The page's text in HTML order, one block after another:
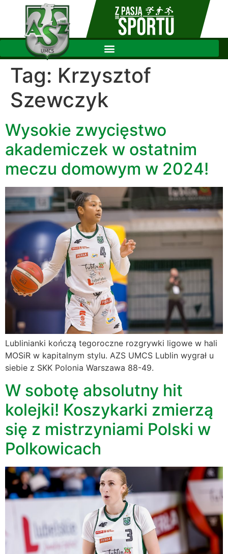
Tag: Krzysztof
Szewczyk
Wysokie zwycięstwo
akademiczek w ostatnim
meczu domowym w 2024!
Lublinianki kończą tegoroczne rozgrywki ligowe w hali
MOSiR w kapitalnym stylu. AZS UMCS Lublin wygrał u
siebie z SKK Polonia Warszawa 88-49.
W sobotę absolutny hit
kolejki! Koszykarki zmierzą
się z mistrzyniami Polski w
Polkowicach